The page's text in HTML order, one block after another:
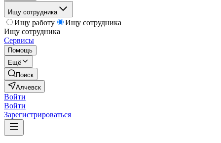
Ищу сотрудника
Ищу работу
Ищу сотрудника
Ищу сотрудника
Сервисы
Помощь
Ещё
Поиск
Алчевск
Войти
Войти
Зарегистрироваться